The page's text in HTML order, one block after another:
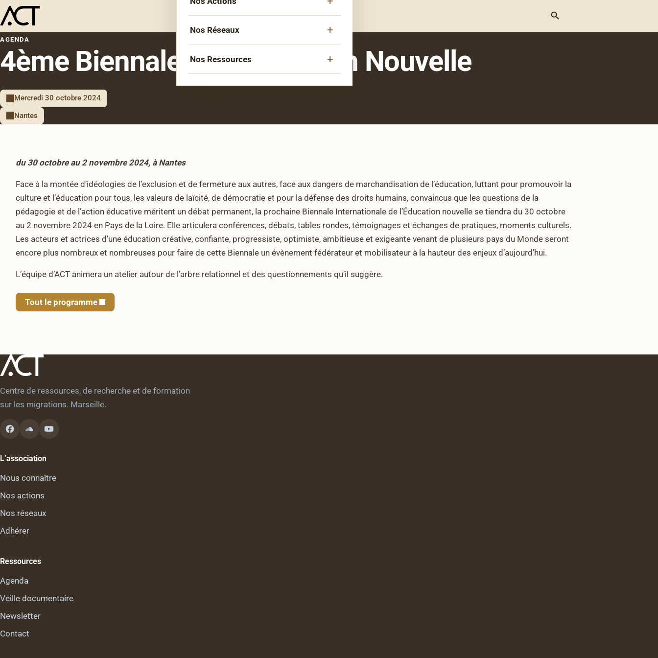
L’équipe
Ouvrir
le
sous-
Accompagnement
Séminaire
Formation
Ateliers
Conférences
Nos Réseaux
Ouvrir
le
sous-
Sociétés Migrantes
Interéseaux Histoire-Mémoire
Nos Ressources
Ouvrir
le
sous-
Conférences et interviews
Les billets A.C.T.
AGENDA
4ème Biennale de l’Education Nouvelle
Mercredi 30 octobre 2024
Nantes
du 30 octobre au 2 novembre 2024, à Nantes
Face à la montée d’idéologies de l’exclusion et de fermeture aux autres, face aux dangers de marchandisation de l’éducation, luttant pour promouvoir la
culture et l’éducation pour tous, les valeurs de laïcité, de démocratie et pour la défense des droits humains, convaincus que les questions de la
pédagogie et de l’action éducative méritent un débat permanent, la prochaine Biennale Internationale de l’Éducation nouvelle se tiendra du 30 octobre
au 2 novembre 2024 en Pays de la Loire. Elle articulera conférences, débats, tables rondes, témoignages et échanges de pratiques, moments culturels.
Les acteurs et actrices d’une éducation créative, confiante, progressiste, optimiste, ambitieuse et exigeante venant de plusieurs pays du Monde seront
encore plus nombreux et nombreuses pour faire de cette Biennale un évènement fédérateur et mobilisateur à la hauteur des enjeux d’aujourd’hui.
L’équipe d’ACT animera un atelier autour de l’arbre relationnel et des questionnements qu’il suggère.
Tout le programme
Centre de ressources, de recherche et de formation
sur les migrations. Marseille.
L’association
Nous connaître
Nos actions
Nos réseaux
Adhérer
Ressources
Agenda
Veille documentaire
Newsletter
Contact